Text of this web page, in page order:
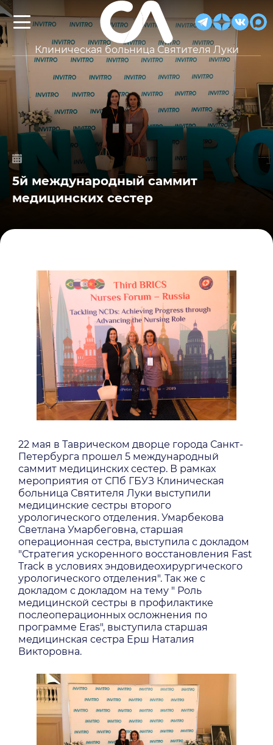
Клиническая больница Святителя Луки
5й международный саммит
медицинских сестер
22 мая в Таврическом дворце города Санкт-
Петербурга прошел 5 международный
саммит медицинских сестер. В рамках
мероприятия от СПб ГБУЗ Клиническая
больница Святителя Луки выступили
медицинские сестры второго
урологического отделения. Умарбекова
Светлана Умарбеговна, старшая
операционная сестра, выступила с докладом
"Стратегия ускоренного восстановления Fast
Track в условиях эндовидеохирургического
урологического отделения". Так же с
докладом с докладом на тему " Роль
медицинской сестры в профилактике
послеоперационных осложнения по
программе Eras", выступила старшая
медицинская сестра Ерш Наталия
Викторовна.